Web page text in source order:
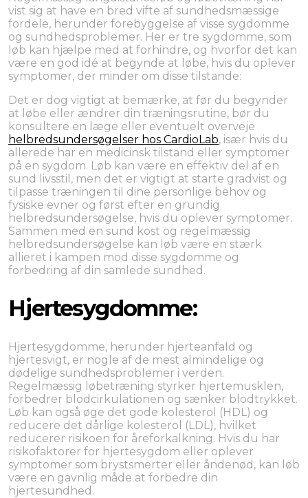
vist sig at have en bred vifte af sundhedsmæssige
fordele, herunder forebyggelse af visse sygdomme
og sundhedsproblemer. Her er tre sygdomme, som
løb kan hjælpe med at forhindre, og hvorfor det kan
være en god idé at begynde at løbe, hvis du oplever
symptomer, der minder om disse tilstande:
Det er dog vigtigt at bemærke, at før du begynder
at løbe eller ændrer din træningsrutine, bør du
konsultere en læge eller eventuelt overveje
helbredsundersøgelser hos CardioLab, især hvis du
allerede har en medicinsk tilstand eller symptomer
på en sygdom. Løb kan være en effektiv del af en
sund livsstil, men det er vigtigt at starte gradvist og
tilpasse træningen til dine personlige behov og
fysiske evner og først efter en grundig
helbredsundersøgelse, hvis du oplever symptomer.
Sammen med en sund kost og regelmæssig
helbredsundersøgelse kan løb være en stærk
allieret i kampen mod disse sygdomme og
forbedring af din samlede sundhed.
Hjertesygdomme:
Hjertesygdomme, herunder hjerteanfald og
hjertesvigt, er nogle af de mest almindelige og
dødelige sundhedsproblemer i verden.
Regelmæssig løbetræning styrker hjertemusklen,
forbedrer blodcirkulationen og sænker blodtrykket.
Løb kan også øge det gode kolesterol (HDL) og
reducere det dårlige kolesterol (LDL), hvilket
reducerer risikoen for åreforkalkning. Hvis du har
risikofaktorer for hjertesygdom eller oplever
symptomer som brystsmerter eller åndenød, kan løb
være en gavnlig måde at forbedre din
hjertesundhed.